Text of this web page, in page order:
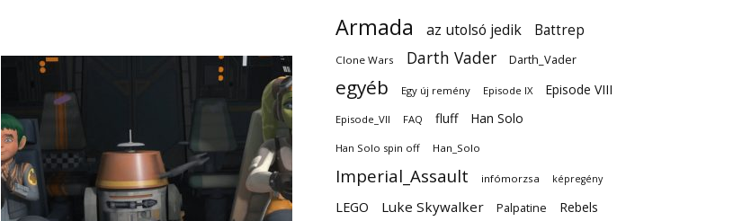
Armada az utolsó jedik Battrep
Clone Wars Darth Vader Darth_Vader
egyéb Egy új remény Episode IX Episode VIII
Episode_VII FAQ fluff Han Solo
Han Solo spin off Han_Solo
Imperial_Assault infómorzsa képregény
LEGO Luke Skywalker Palpatine
Rebels